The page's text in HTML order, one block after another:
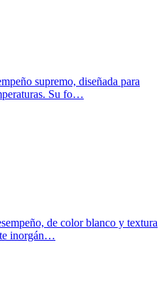
supremo, diseñada para
Su fo…
de color blanco y textura
inorgán…